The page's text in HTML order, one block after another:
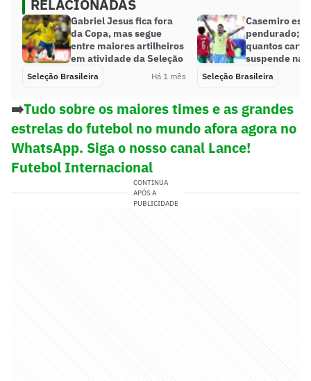
RELACIONADAS
Gabriel Jesus fica fora
da Copa, mas segue
entre maiores artilheiros
em atividade da Seleção
Seleção Brasileira Há 1 mês
Casemiro está
pendurado;
quantos
suspende na
Seleção Brasileira
➡️Tudo sobre os maiores times e as grandes
estrelas do futebol no mundo afora agora no
WhatsApp. Siga o nosso canal Lance!
Futebol Internacional
CONTINUA
APÓS A
PUBLICIDADE